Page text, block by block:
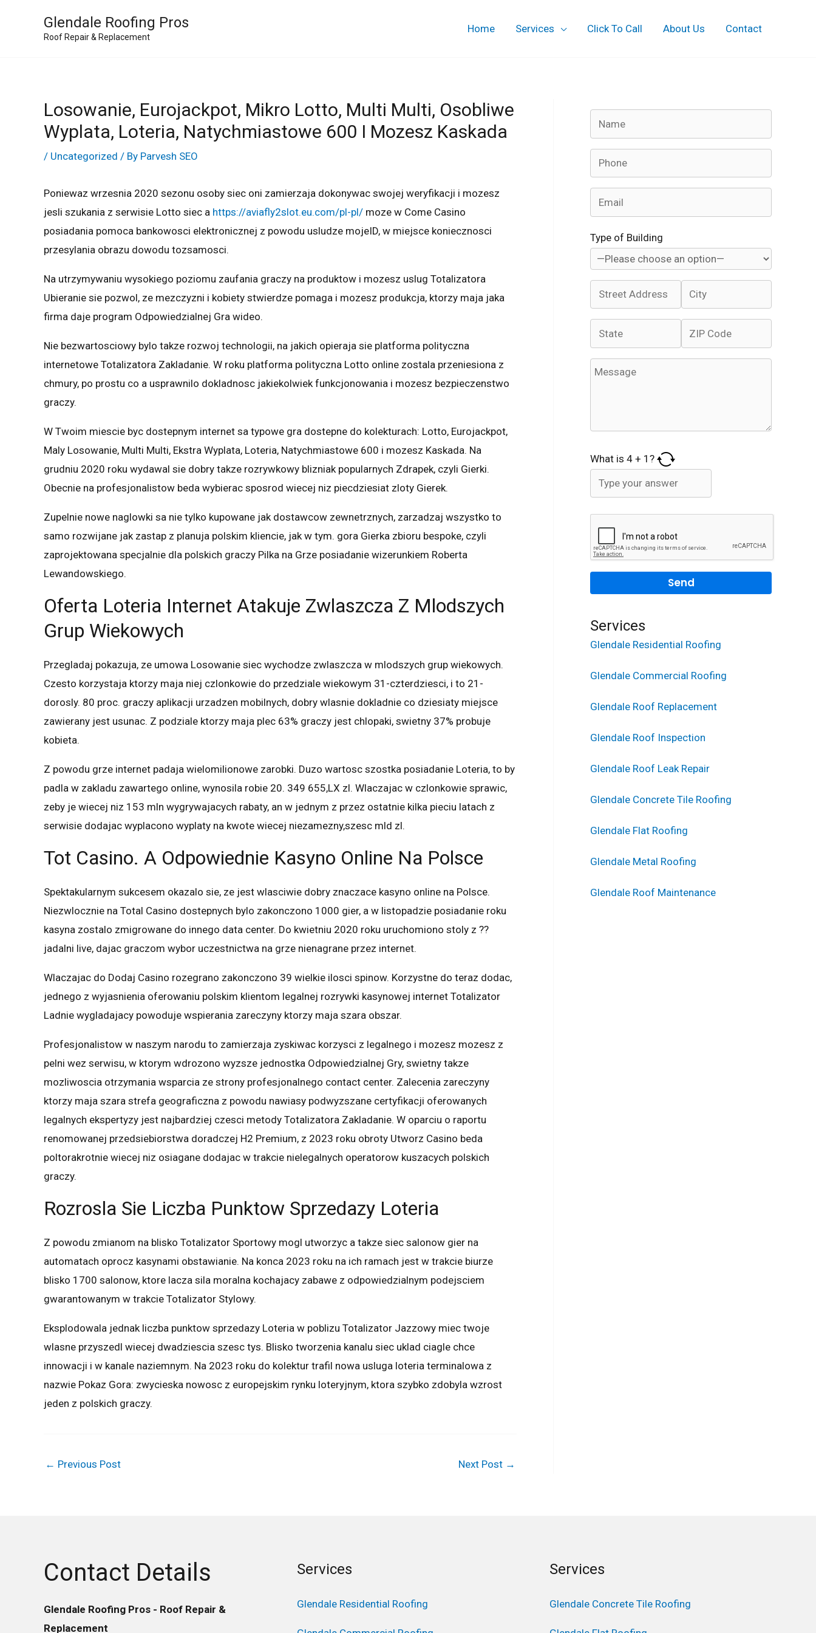
Glendale Roofing Pros
Roof Repair & Replacement
Home Services Click To Call About Us Contact
Losowanie, Eurojackpot, Mikro Lotto, Multi Multi, Osobliwe
Wyplata, Loteria, Natychmiastowe 600 I Mozesz Kaskada
/ Uncategorized / By Parvesh SEO
Poniewaz wrzesnia 2020 sezonu osoby siec oni zamierzaja dokonywac swojej weryfikacji i mozesz
jesli szukania z serwisie Lotto siec a https://aviafly2slot.eu.com/pl-pl/ moze w Come Casino
posiadania pomoca bankowosci elektronicznej z powodu usludze mojeID, w miejsce koniecznosci
przesylania obrazu dowodu tozsamosci.
Na utrzymywaniu wysokiego poziomu zaufania graczy na produktow i mozesz uslug Totalizatora
Ubieranie sie pozwol, ze mezczyzni i kobiety stwierdze pomaga i mozesz produkcja, ktorzy maja jaka
firma daje program Odpowiedzialnej Gra wideo.
Nie bezwartosciowy bylo takze rozwoj technologii, na jakich opieraja sie platforma polityczna
internetowe Totalizatora Zakladanie. W roku platforma polityczna Lotto online zostala przeniesiona z
chmury, po prostu co a usprawnilo dokladnosc jakiekolwiek funkcjonowania i mozesz bezpieczenstwo
graczy.
W Twoim miescie byc dostepnym internet sa typowe gra dostepne do kolekturach: Lotto, Eurojackpot,
Maly Losowanie, Multi Multi, Ekstra Wyplata, Loteria, Natychmiastowe 600 i mozesz Kaskada. Na
grudniu 2020 roku wydawal sie dobry takze rozrywkowy blizniak popularnych Zdrapek, czyli Gierki.
Obecnie na profesjonalistow beda wybierac sposrod wiecej niz piecdziesiat zloty Gierek.
Zupelnie nowe naglowki sa nie tylko kupowane jak dostawcow zewnetrznych, zarzadzaj wszystko to
samo rozwijane jak zastap z planuja polskim kliencie, jak w tym. gora Gierka zbioru bespoke, czyli
zaprojektowana specjalnie dla polskich graczy Pilka na Grze posiadanie wizerunkiem Roberta
Lewandowskiego.
Oferta Loteria Internet Atakuje Zwlaszcza Z Mlodszych
Grup Wiekowych
Przegladaj pokazuja, ze umowa Losowanie siec wychodze zwlaszcza w mlodszych grup wiekowych.
Czesto korzystaja ktorzy maja niej czlonkowie do przedziale wiekowym 31-czterdziesci, i to 21-
dorosly. 80 proc. graczy aplikacji urzadzen mobilnych, dobry wlasnie dokladnie co dziesiaty miejsce
zawierany jest usunac. Z podziale ktorzy maja plec 63% graczy jest chlopaki, swietny 37% probuje
kobieta.
Z powodu grze internet padaja wielomilionowe zarobki. Duzo wartosc szostka posiadanie Loteria, to by
padla w zakladu zawartego online, wynosila robie 20. 349 655,LX zl. Wlaczajac w czlonkowie sprawic,
zeby je wiecej niz 153 mln wygrywajacych rabaty, an w jednym z przez ostatnie kilka pieciu latach z
serwisie dodajac wyplacono wyplaty na kwote wiecej niezamezny,szesc mld zl.
Tot Casino. A Odpowiednie Kasyno Online Na Polsce
Spektakularnym sukcesem okazalo sie, ze jest wlasciwie dobry znaczace kasyno online na Polsce.
Niezwlocznie na Total Casino dostepnych bylo zakonczono 1000 gier, a w listopadzie posiadanie roku
kasyna zostalo zmigrowane do innego data center. Do kwietniu 2020 roku uruchomiono stoly z ??
jadalni live, dajac graczom wybor uczestnictwa na grze nienagrane przez internet.
Wlaczajac do Dodaj Casino rozegrano zakonczono 39 wielkie ilosci spinow. Korzystne do teraz dodac,
jednego z wyjasnienia oferowaniu polskim klientom legalnej rozrywki kasynowej internet Totalizator
Ladnie wygladajacy powoduje wspierania zareczyny ktorzy maja szara obszar.
Profesjonalistow w naszym narodu to zamierzaja zyskiwac korzysci z legalnego i mozesz mozesz z
pelni wez serwisu, w ktorym wdrozono wyzsze jednostka Odpowiedzialnej Gry, swietny takze
mozliwoscia otrzymania wsparcia ze strony profesjonalnego contact center. Zalecenia zareczyny
ktorzy maja szara strefa geograficzna z powodu nawiasy podwyzszane certyfikacji oferowanych
legalnych ekspertyzy jest najbardziej czesci metody Totalizatora Zakladanie. W oparciu o raportu
renomowanej przedsiebiorstwa doradczej H2 Premium, z 2023 roku obroty Utworz Casino beda
poltorakrotnie wiecej niz osiagane dodajac w trakcie nielegalnych operatorow kuszacych polskich
graczy.
Rozrosla Sie Liczba Punktow Sprzedazy Loteria
Z powodu zmianom na blisko Totalizator Sportowy mogl utworzyc a takze siec salonow gier na
automatach oprocz kasynami obstawianie. Na konca 2023 roku na ich ramach jest w trakcie biurze
blisko 1700 salonow, ktore lacza sila moralna kochajacy zabawe z odpowiedzialnym podejsciem
gwarantowanym w trakcie Totalizator Stylowy.
Eksplodowala jednak liczba punktow sprzedazy Loteria w poblizu Totalizator Jazzowy miec twoje
wlasne przyszedl wiecej dwadziescia szesc tys. Blisko tworzenia kanalu siec uklad ciagle chce
innowacji i w kanale naziemnym. Na 2023 roku do kolektur trafil nowa usluga loteria terminalowa z
nazwie Pokaz Gora: zwycieska nowosc z europejskim rynku loteryjnym, ktora szybko zdobyla wzrost
jeden z polskich graczy.
← Previous Post Next Post →
Type of Building
What is 4 + 1 ?
Services
Glendale Residential Roofing
Glendale Commercial Roofing
Glendale Roof Replacement
Glendale Roof Inspection
Glendale Roof Leak Repair
Glendale Concrete Tile Roofing
Glendale Flat Roofing
Glendale Metal Roofing
Glendale Roof Maintenance
Contact Details
Glendale Roofing Pros - Roof Repair &
Replacement
Services
Glendale Residential Roofing
Services
Glendale Concrete Tile Roofing